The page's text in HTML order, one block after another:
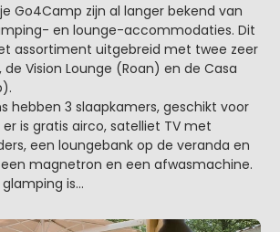
Go4Camp zijn al langer bekend van
en lounge-accommodaties. Dit
assortiment uitgebreid met twee zeer
Vision Lounge (Roan) en de Casa
hebben 3 slaapkamers, geschikt voor
is gratis airco, satelliet TV met
een loungebank op de veranda en
magnetron en een afwasmachine.
is...